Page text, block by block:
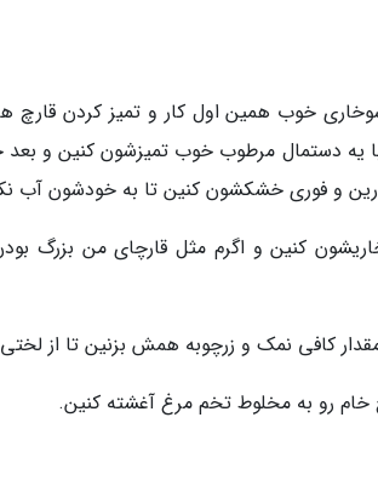
خوب همین اول کار و تمیز کردن قارچ
یه دستمال مرطوب خوب تمیزشون کنین و
و فوری خشکشون کنین تا به خودشون آب
کنین و اگرم مثل قارچای من بزرگ
کافی نمک و زرچوبه همش بزنین تا از لختی
خام رو به مخلوط تخم مرغ آغشته کنین.